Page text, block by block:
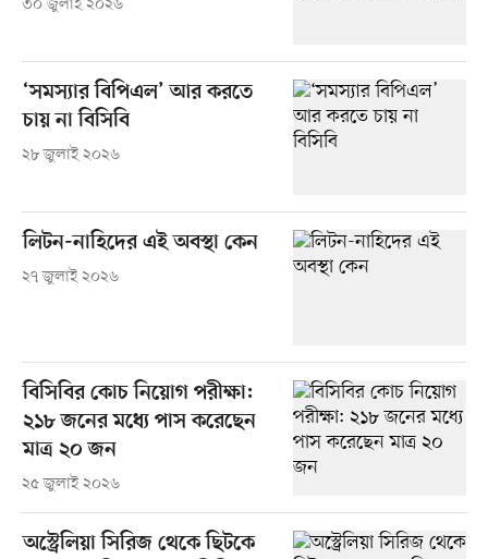
৩০ জুলাই ২০২৬
‘সমস্যার বিপিএল’ আর করতে
চায় না বিসিবি
২৮ জুলাই ২০২৬
লিটন-নাহিদের এই অবস্থা কেন
২৭ জুলাই ২০২৬
বিসিবির কোচ নিয়োগ পরীক্ষা:
২১৮ জনের মধ্যে পাস করেছেন
মাত্র ২০ জন
২৫ জুলাই ২০২৬
অস্ট্রেলিয়া সিরিজ থেকে ছিটকে